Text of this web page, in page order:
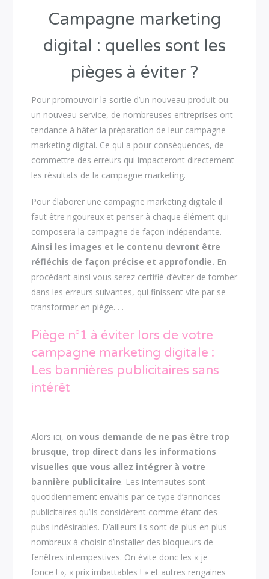
Campagne marketing
digital : quelles sont les
pièges à éviter ?
Pour promouvoir la sortie d’un nouveau produit ou
un nouveau service, de nombreuses entreprises ont
tendance à hâter la préparation de leur campagne
marketing digital. Ce qui a pour conséquences, de
commettre des erreurs qui impacteront directement
les résultats de la campagne marketing.
Pour élaborer une campagne marketing digitale il
faut être rigoureux et penser à chaque élément qui
composera la campagne de façon indépendante.
Ainsi les images et le contenu devront être
réfléchis de façon précise et approfondie. En
procédant ainsi vous serez certifié d’éviter de tomber
dans les erreurs suivantes, qui finissent vite par se
transformer en piège. . .
Piège n°1 à éviter lors de votre
campagne marketing digitale :
Les bannières publicitaires sans
intérêt
Alors ici, on vous demande de ne pas être trop
brusque, trop direct dans les informations
visuelles que vous allez intégrer à votre
bannière publicitaire. Les internautes sont
quotidiennement envahis par ce type d’annonces
publicitaires qu’ils considèrent comme étant des
pubs indésirables. D’ailleurs ils sont de plus en plus
nombreux à choisir d’installer des bloqueurs de
fenêtres intempestives. On évite donc les « je
fonce ! », « prix imbattables ! » et autres rengaines